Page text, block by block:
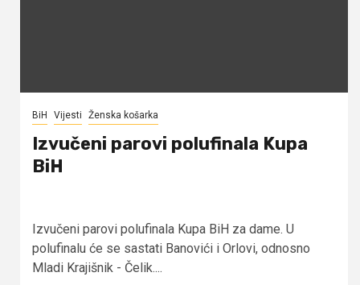
BiH Vijesti Ženska košarka
Izvučeni parovi polufinala Kupa
BiH
Izvučeni parovi polufinala Kupa BiH za dame. U
polufinalu će se sastati Banovići i Orlovi, odnosno
Mladi Krajišnik - Čelik....